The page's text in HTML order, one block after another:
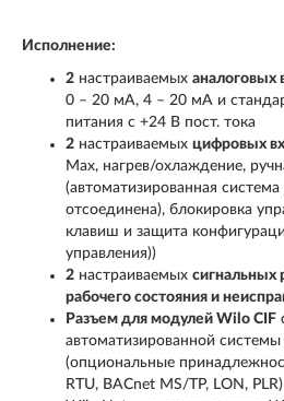
Исполнение:
2 настраиваемых аналоговых
0 – 20 мА, 4 – 20 мА и
питания с +24 В пост. тока
2 настраиваемых цифровых
Max, нагрев/охлаждение,
(автоматизированная
отсоединена), блокировка
клавиш и защита
управления))
2 настраиваемых сигнальных
рабочего состояния и
Разъем для модулей Wilo CIF
автоматизированной
(опциональные
RTU, BACnet MS/TP, LON, PLR)